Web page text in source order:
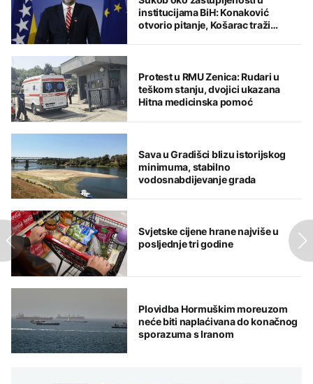
institucijama BiH: Konaković
otvorio pitanje, Košarac traži
Protest u RMU Zenica: Rudari u
teškom stanju, dvojici ukazana
Hitna medicinska pomoć
Sava u Gradišci blizu istorijskog
minimuma, stabilno
vodosnabdijevanje grada
Svjetske cijene hrane najviše u
posljednje tri godine
Plovidba Hormuškim moreuzom
neće biti naplaćivana do konačnog
sporazuma s Iranom